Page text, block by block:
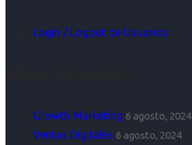
Login / Logout de Usuarios
Growth Marketing 6 agosto, 2024
Ventas Digitales 6 agosto, 2024